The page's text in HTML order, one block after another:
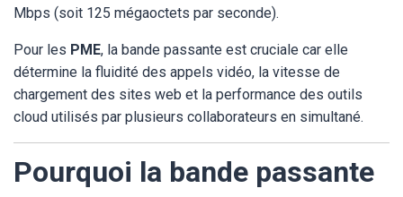
Mbps (soit 125 mégaoctets par seconde).
Pour les PME, la bande passante est cruciale car elle
détermine la fluidité des appels vidéo, la vitesse de
chargement des sites web et la performance des outils
cloud utilisés par plusieurs collaborateurs en simultané.
Pourquoi la bande passante